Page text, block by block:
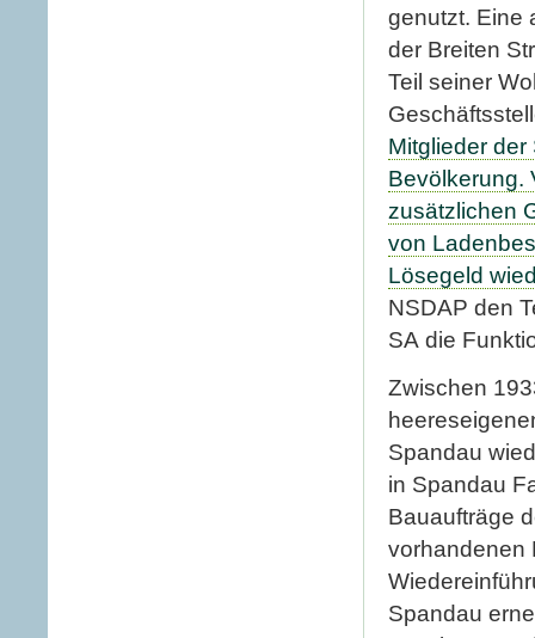
genutzt. Eine
der Breiten
Teil seiner
Mitglieder
Bevölkerung.
zusätzlichen
von
Lösegeld
NSDAP den
SA die
Zwischen
Spandau
in Spandau
Bauaufträge
vorhandenen
Spandau